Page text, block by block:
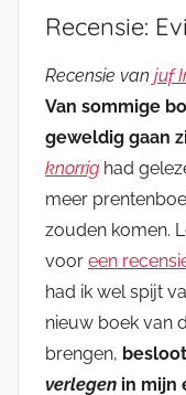
Recensie:
Recensie van juf
Van sommige
geweldig gaan
knorrig had
meer
zouden komen.
voor een
had ik wel spijt
nieuw boek van
brengen,
verlegen in mijn